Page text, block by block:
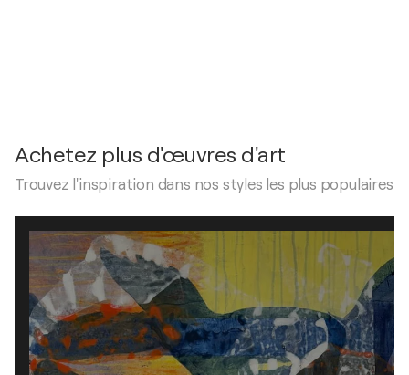
Achetez plus d'œuvres d'art
Trouvez l'inspiration dans nos styles les plus populaires